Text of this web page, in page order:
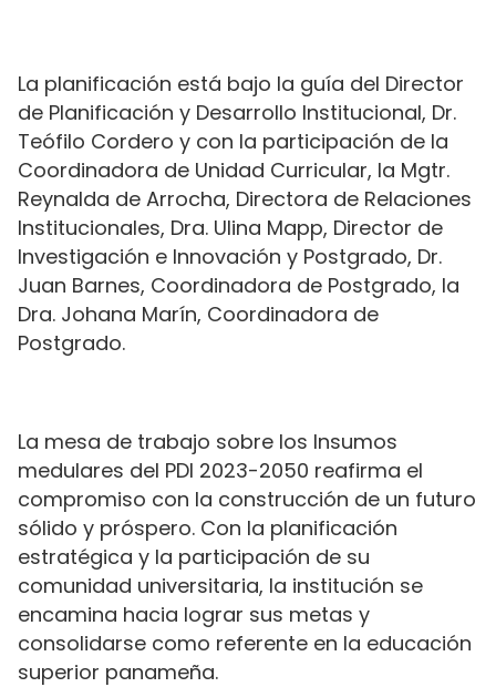
La planificación está bajo la guía del Director
de Planificación y Desarrollo Institucional, Dr.
Teófilo Cordero y con la participación de la
Coordinadora de Unidad Curricular, la Mgtr.
Reynalda de Arrocha, Directora de Relaciones
Institucionales, Dra. Ulina Mapp, Director de
Investigación e Innovación y Postgrado, Dr.
Juan Barnes, Coordinadora de Postgrado, la
Dra. Johana Marín, Coordinadora de
Postgrado.
La mesa de trabajo sobre los Insumos
medulares del PDI 2023-2050 reafirma el
compromiso con la construcción de un futuro
sólido y próspero. Con la planificación
estratégica y la participación de su
comunidad universitaria, la institución se
encamina hacia lograr sus metas y
consolidarse como referente en la educación
superior panameña.